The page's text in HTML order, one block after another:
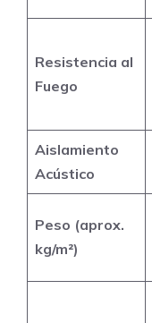
Resistencia al
Fuego
Aislamiento
Acústico
Peso (aprox.
kg/m²)